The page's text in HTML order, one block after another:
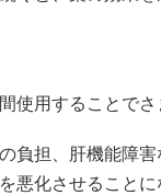
使用することで
負担、肝機能障
悪化させることに